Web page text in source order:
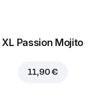
XL Passion Mojito
11,90 €